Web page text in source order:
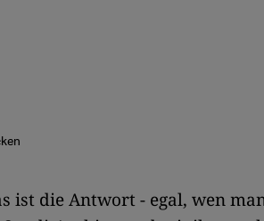
ist die Antwort - egal, wen